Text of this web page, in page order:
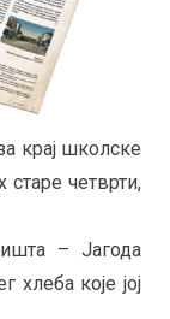
крај школске
четврти,
– Јагода
које јој